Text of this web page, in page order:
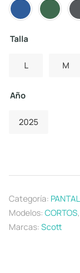
Talla
L M
Año
2025
Categoría:
Modelos: CORTOS,
Marcas: Scott